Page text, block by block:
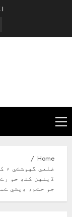
Primary
Menu
Home
ضلعي گهوٽڪي ۾
ڏينهن کنڊ جو
جو حڪم، ڊپٽي